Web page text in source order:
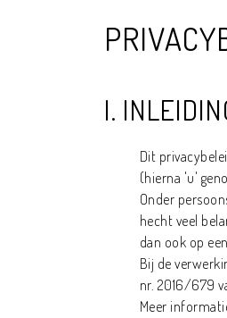
I.
Dit
(hierna 'u'
Onder
hecht veel
dan ook op
Bij de
nr. 2016/679
Meer